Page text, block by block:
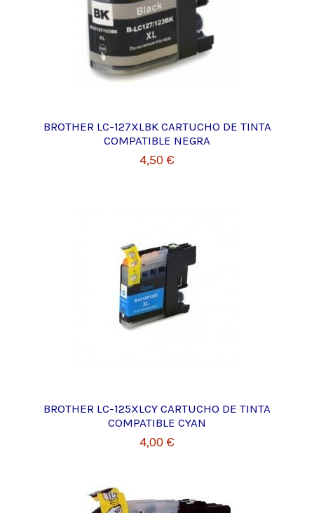
BROTHER LC-127XLBK CARTUCHO DE TINTA
COMPATIBLE NEGRA
4,50 €
BROTHER LC-125XLCY CARTUCHO DE TINTA
COMPATIBLE CYAN
4,00 €